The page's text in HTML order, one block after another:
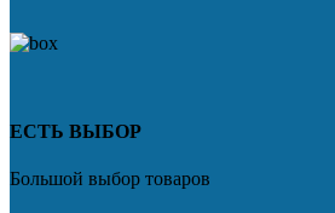
ЕСТЬ ВЫБОР
Большой выбор товаров